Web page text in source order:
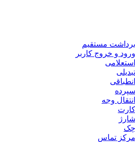
مستقیم
و خروج کاربر
وجه
تماس